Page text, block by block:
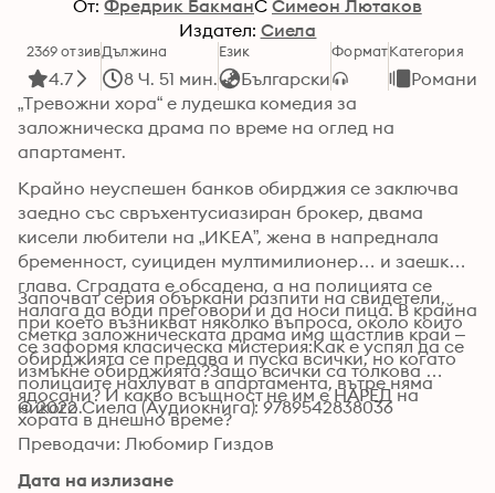
От: Фредрик БакманС Симеон Лютаков
Издател: Сиела
2369 отзив
4.7
Дължина
8 Ч. 51 мин.
Език
Български
ФорматКатегория
Романи
„Тревожни хора“ е лудешка комедия за
заложническа драма по време на оглед на
апартамент.
Крайно неуспешен банков обирджия се заключва
заедно със свръхентусиазиран брокер, двама
кисели любители на „ИКЕА”, жена в напреднала
бременност, суициден мултимилионер… и заешка
глава. Сградата е обсадена, а на полицията се
налага да води преговори и да носи пица. В крайна
сметка заложническата драма има щастлив край –
обирджията се предава и пуска всички, но когато
полицаите нахлуват в апартамента, вътре няма
никого.
Започват серия объркани разпити на свидетели,
при което възникват няколко въпроса, около които
се заформя класическа мистерия:Как е успял да се
измъкне обирджията?Защо всички са толкова
ядосани? И какво всъщност не им е НАРЕД на
хората в днешно време?
© 2022 Сиела (Аудиокнига): 9789542838036
Преводачи: Любомир Гиздов
Дата на излизане